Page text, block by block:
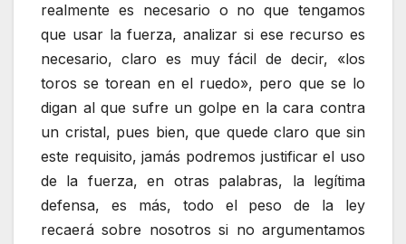
realmente es necesario o no que tengamos
que usar la fuerza, analizar si ese recurso es
necesario, claro es muy fácil de decir, «los
toros se torean en el ruedo», pero que se lo
digan al que sufre un golpe en la cara contra
un cristal, pues bien, que quede claro que sin
este requisito, jamás podremos justificar el uso
de la fuerza, en otras palabras, la legítima
defensa, es más, todo el peso de la ley
recaerá sobre nosotros si no argumentamos